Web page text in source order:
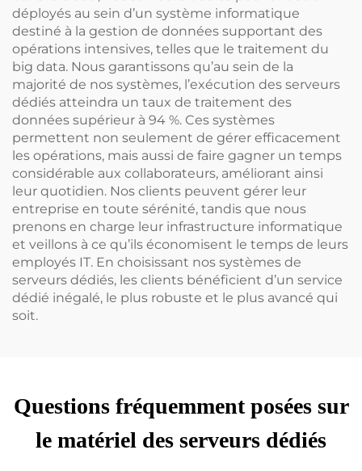
déployés au sein d’un système informatique
destiné à la gestion de données supportant des
opérations intensives, telles que le traitement du
big data. Nous garantissons qu’au sein de la
majorité de nos systèmes, l’exécution des serveurs
dédiés atteindra un taux de traitement des
données supérieur à 94 %. Ces systèmes
permettent non seulement de gérer efficacement
les opérations, mais aussi de faire gagner un temps
considérable aux collaborateurs, améliorant ainsi
leur quotidien. Nos clients peuvent gérer leur
entreprise en toute sérénité, tandis que nous
prenons en charge leur infrastructure informatique
et veillons à ce qu’ils économisent le temps de leurs
employés IT. En choisissant nos systèmes de
serveurs dédiés, les clients bénéficient d’un service
dédié inégalé, le plus robuste et le plus avancé qui
soit.
Questions fréquemment posées sur
le matériel des serveurs dédiés